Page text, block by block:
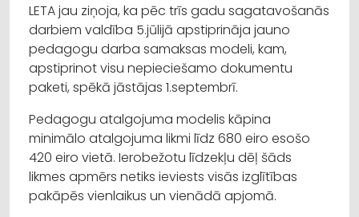
LETA jau ziņoja, ka pēc trīs gadu sagatavošanās
darbiem valdība 5.jūlijā apstiprināja jauno
pedagogu darba samaksas modeli, kam,
apstiprinot visu nepieciešamo dokumentu
paketi, spēkā jāstājas 1.septembrī.
Pedagogu atalgojuma modelis kāpina
minimālo atalgojuma likmi līdz 680 eiro esošo
420 eiro vietā. Ierobežotu līdzekļu dēļ šāds
likmes apmērs netiks ieviests visās izglītības
pakāpēs vienlaikus un vienādā apjomā.